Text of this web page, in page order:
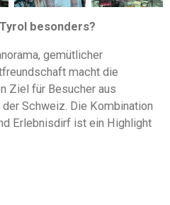
besonders?
gemütlicher
macht die
Ziel für Besucher aus
Schweiz. Die Kombination
Erlebnisdirf ist ein Highlight